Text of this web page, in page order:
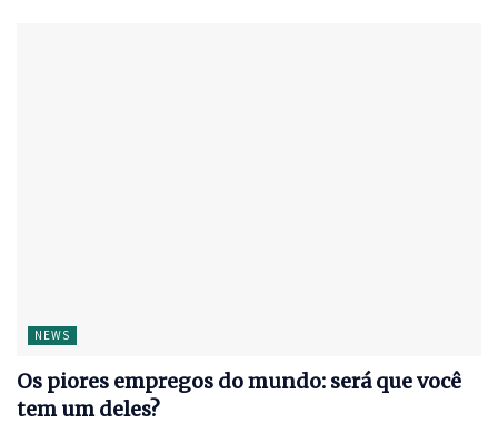
NEWS
Os piores empregos do mundo: será que você
tem um deles?